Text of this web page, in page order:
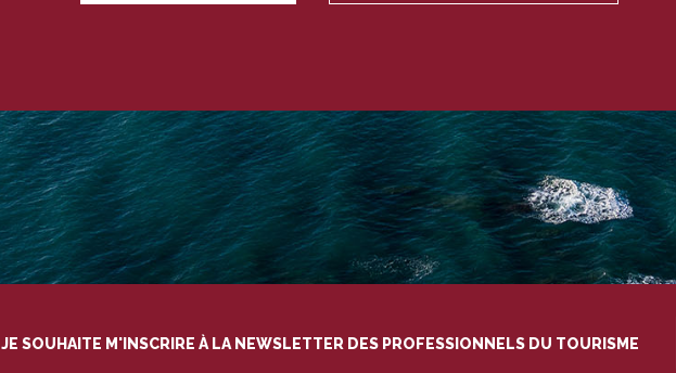
JE SOUHAITE M'INSCRIRE À LA NEWSLETTER DES PROFESSIONNELS DU TOURISME